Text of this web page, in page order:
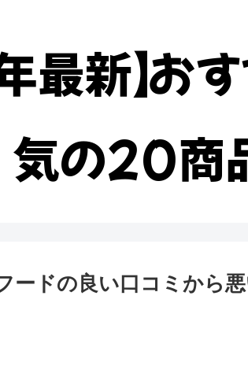
最新】お
気の20商
ードの良い口コミから